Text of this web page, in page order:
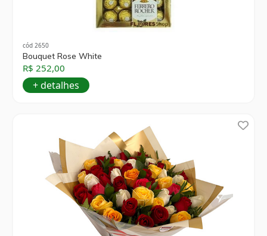
cód 2650
Bouquet Rose White
R$ 252,00
+ detalhes